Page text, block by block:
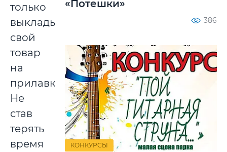
только
выкладывали
свой
товар
на
прилавки.
Не
став
терять
время
«Потешки»
386
КОНКУРСЫ